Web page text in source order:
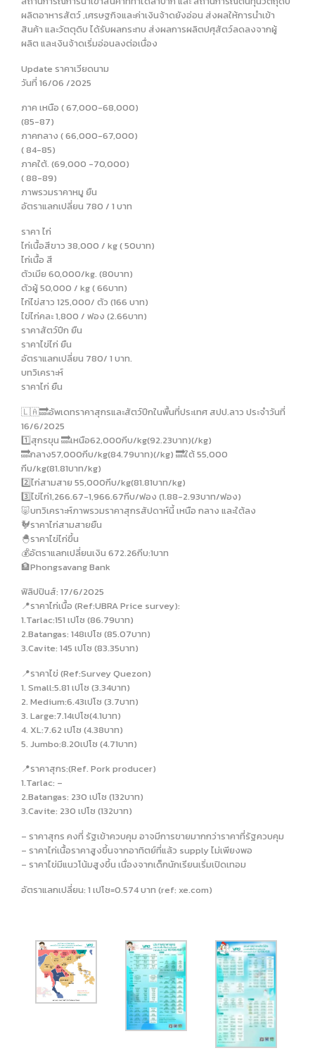
ผลิตอาหารสัตว์ ,เศรษฐกิจและค่าเงินจ้าดยังอ่อน ส่งผลให้การนำเข้า
สินค้า และวัตตุดิบ ได้รับผลกระทบ ส่งผลการผลิตปศุสัตว์ลดลงจากผู้
ผลิต และเงินจ้าดเริ่มอ่อนลงต่อเนื่อง
Update ราคาเวียดนาม
วันที่ 16/06 /2025
ภาค เหนือ ( 67,000-68,000)
(85-87)
ภาคกลาง ( 66,000-67,000)
( 84-85)
ภาคใต้. (69,000 -70,000)
( 88-89)
ภาพรวมราคาหมู ยืน
อัตราแลกเปลี่ยน 780 / 1 บาท
ราคา ไก่
ไก่เนื้อสีขาว 38,000 / kg ( 50บาท)
ไก่เนื้อ สี
ตัวเมีย 60,000/kg. (80บาท)
ตัวผู้ 50,000 / kg ( 66บาท)
ไก่ไข่สาว 125,000/ ตัว (166 บาท)
ไข่ไก่คละ 1,800 / ฟอง (2.66บาท)
ราคาสัตว์ปีก ยืน
ราคาไข่ไก่ ยืน
อัตราแลกเปลี่ยน 780/ 1 บาท.
บทวิเคราะห์
ราคาไก่ ยืน
🇱🇦🔜อัพเดทราคาสุกรและสัตว์ปีกในพื้นที่ประเทศ สปป.ลาว ประจำวันที่
16/6/2025
1️⃣สุกรขุน 🔜เหนือ62,000กีบ/kg(92.23บาท)(/kg)
🔜กลาง57,000กีบ/kg(84.79บาท)(/kg) 🔜ใต้ 55,000
กีบ/kg(81.81บาท/kg)
2️⃣ไก่สามสาย 55,000กีบ/kg(81.81บาท/kg)
3️⃣ไข่ไก่1,266.67-1,966.67กีบ/ฟอง (1.88-2.93บาท/ฟอง)
🐷บทวิเคราะห์ภาพรวมราคาสุกรสัปดาห์นี้ เหนือ กลาง และใต้ลง
🐓ราคาไก่สามสายยืน
🐣ราคาไข่ไก่ขึ้น
💰อัตราแลกเปลี่ยนเงิน 672.26กีบ:1บาท
🏦Phongsavang Bank
ฟิลิปปินส์: 17/6/2025
📍ราคาไก่เนื้อ (Ref:UBRA Price survey):
1.Tarlac:151 เปโซ (86.79บาท)
2.Batangas: 148เปโซ (85.07บาท)
3.Cavite: 145 เปโซ (83.35บาท)
📍ราคาไข่ (Ref:Survey Quezon)
1. Small:5.81 เปโซ (3.34บาท)
2. Medium:6.43เปโซ (3.7บาท)
3. Large:7.14เปโซ(4.1บาท)
4. XL:7.62 เปโซ (4.38บาท)
5. Jumbo:8.20เปโซ (4.71บาท)
📍ราคาสุกร:(Ref. Pork producer)
1.Tarlac: –
2.Batangas: 230 เปโซ (132บาท)
3.Cavite: 230 เปโซ (132บาท)
– ราคาสุกร คงที่ รัฐเข้าควบคุม อาจมีการขายมากกว่าราคาที่รัฐควบคุม
– ราคาไก่เนื้อราคาสูงขึ้นจากอาทิตย์ที่แล้ว supply ไม่เพียงพอ
– ราคาไข่มีแนวโน้มสูงขึ้น เนื่องจากเด็กนักเรียนเริ่มเปิดเทอม
อัตราแลกเปลี่ยน: 1 เปโซ=0.574 บาท (ref: xe.com)